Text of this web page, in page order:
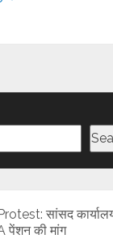
सांसद
पेंशन की मांग